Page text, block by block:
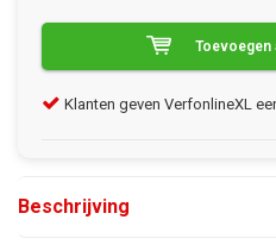
Toevoegen
Klanten geven VerfonlineXL
Beschrijving